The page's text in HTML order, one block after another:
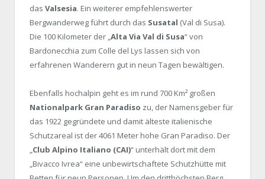
das Valsesia. Ein weiterer empfehlenswerter
Bergwanderweg führt durch das Susatal (Val di Susa).
Die 100 Kilometer der „ Alta Via Val di Susa“ von
Bardonecchia zum Colle del Lys lassen sich von
erfahrenen Wanderern gut in neun Tagen bewältigen.
Ebenfalls hochalpin geht es im rund 700 Km² großen
Nationalpark Gran Paradiso zu, der Namensgeber für
das 1922 gegründete und damit älteste italienische
Schutzareal ist der 4061 Meter hohe Gran Paradiso. Der
„Club Alpino Italiano (CAI)“ unterhält dort mit dem
„Bivacco Ivrea“ eine unbewirtschaftete Schutzhütte mit